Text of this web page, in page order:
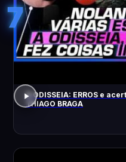
7
A ODISSEIA: ERROS e
THIAGO BRAGA